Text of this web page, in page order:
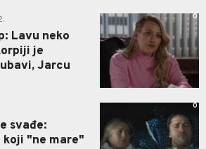
Lavu neko
je
Jarcu
0
svađe:
koji "ne mare"
0